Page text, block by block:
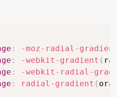
:
-moz-radial-
: -webkit-gradient (
:
-webkit-radial-
: radial-gradient (